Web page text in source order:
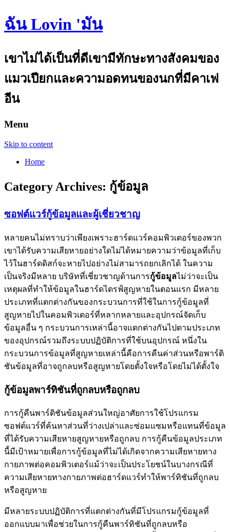
ฉัน Lovin 'มัน
เขาไม่ได้เป็นที่ดีเขามีทักษะทางสังคมของ
แมวเปียกและความอดทนของนกที่มีคาเฟ
อีน
Menu
Skip to content
Home
Category Archives: กู้ข้อมูล
ซอฟต์แวร์กู้ข้อมูลและผู้เชี่ยวชาญ
หลายคนไม่ทราบว่าเพียงเพราะฮาร์ดแวร์คอมพิวเตอร์ของพวก
เขาได้รับความเสียหายอย่างใดไม่ได้หมายความว่าข้อมูลที่เก็บ
ไว้ในฮาร์ดดิสก์จะหายไปอย่างไม่สามารถยกเลิกได้ ในความ
เป็นจริงมีหลาย บริษัทที่เชี่ยวชาญด้านการกู้ข้อมูลไม่ว่าจะเป็น
เหตุผลที่ทำให้ข้อมูลในฮาร์ดไดรฟ์สูญหายในตอนแรก มีหลาย
ประเภทที่แตกต่างกันของกระบวนการที่ใช้ในการกู้ข้อมูลที่
สูญหายไปในคอมพิวเตอร์ที่หลากหลายและอุปกรณ์จัดเก็บ
ข้อมูลอื่น ๆ กระบวนการเหล่านี้อาจแตกต่างกันไปตามประเภท
ของอุปกรณ์รวมถึงระบบปฏิบัติการที่ใช้บนอุปกรณ์ หนึ่งใน
กระบวนการข้อมูลที่สูญหายเหล่านี้คือการคืนค่าส่วนหรือพาร์ติ
ชันข้อมูลที่อาจถูกลบหรือสูญหายโดยตั้งใจหรือโดยไม่ได้ตั้งใจ
กู้ข้อมูลพาร์ทิชันที่ถูกลบหรือถูกลบ
การกู้คืนพาร์ติชันข้อมูลส่วนใหญ่อาศัยการใช้โปรแกรม
ซอฟต์แวร์ที่ค้นหาส่วนที่ว่างเปล่าและซ่อมแซมหรือแทนที่ข้อมูล
ที่ได้รับความเสียหายสูญหายหรือถูกลบ การกู้คืนข้อมูลประเภท
นี้มีเป้าหมายเพื่อการกู้ข้อมูลที่ไม่ได้เกิดจากความเสียหายทาง
กายภาพต่อคอมพิวเตอร์แม้ว่าจะเป็นประโยชน์ในบางกรณีที่
ความเสียหายทางกายภาพต่อฮาร์ดแวร์ทำให้พาร์ทิชันที่ถูกลบ
หรือสูญหาย
มีหลายระบบปฏิบัติการที่แตกต่างกันที่มีโปรแกรมกู้ข้อมูลที่
ออกแบบมาเพื่อช่วยในการกู้คืนพาร์ทิชันที่ถูกลบหรือ